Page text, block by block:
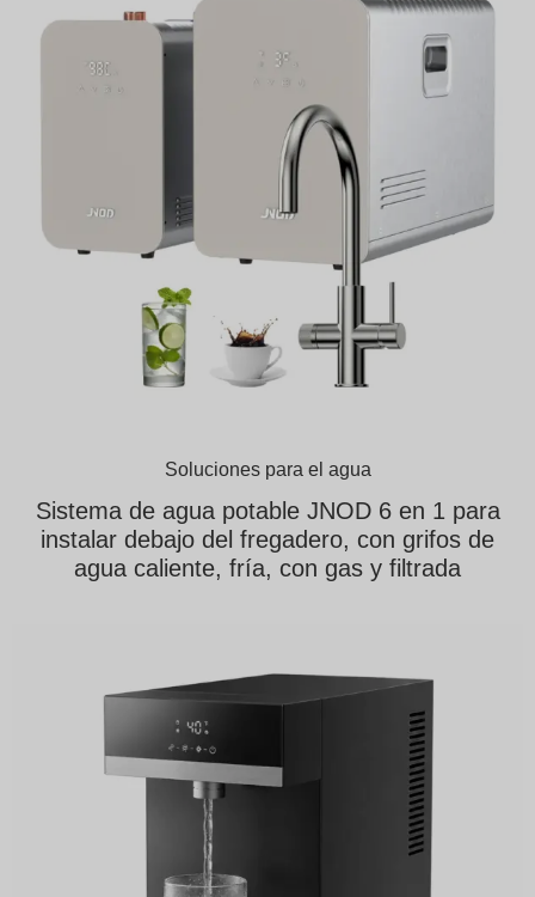
Soluciones para el agua
Sistema de agua potable JNOD 6 en 1 para
instalar debajo del fregadero, con grifos de
agua caliente, fría, con gas y filtrada